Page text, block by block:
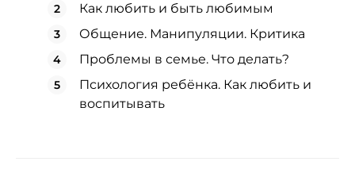
Как любить и быть любимым
Общение. Манипуляции. Критика
Проблемы в семье. Что делать?
Психология ребёнка. Как любить и
воспитывать